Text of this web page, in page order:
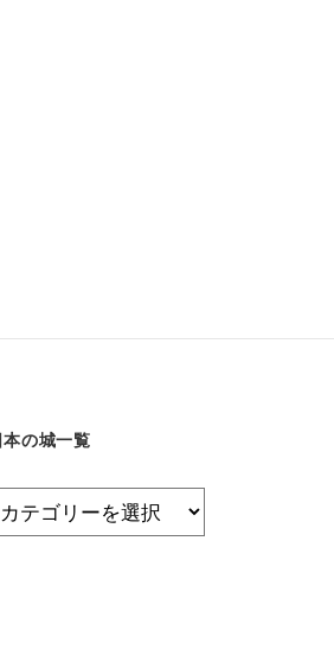
本の城一覧
日